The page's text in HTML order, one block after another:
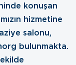
konuşan
hizmetine
salonu,
bulunmakta.